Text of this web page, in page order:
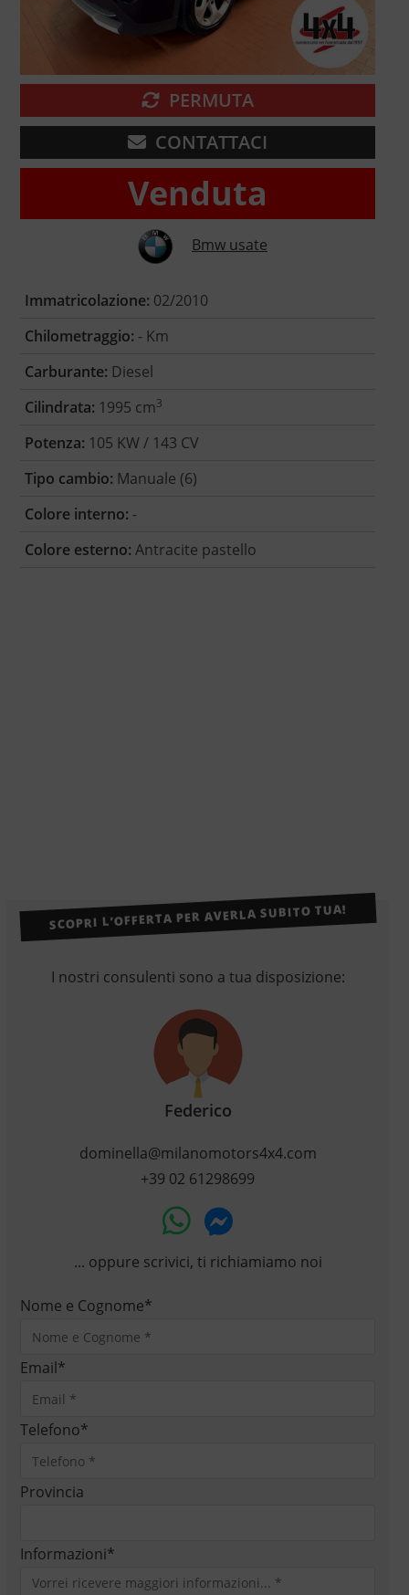
PERMUTA
CONTATTACI
Venduta
Bmw usate
Immatricolazione: 02/2010
Chilometraggio: - Km
Carburante: Diesel
Cilindrata: 1995 cm3
Potenza: 105 KW / 143 CV
Tipo cambio: Manuale (6)
Colore interno: -
Colore esterno: Antracite pastello
SCOPRI L’OFFERTA PER AVERLA SUBITO TUA!
I nostri consulenti sono a tua disposizione:
Federico
dominella@milanomotors4x4.com
+39 02 61298699
... oppure scrivici, ti richiamiamo noi
Nome e Cognome*
Email*
Telefono*
Provincia
Informazioni*